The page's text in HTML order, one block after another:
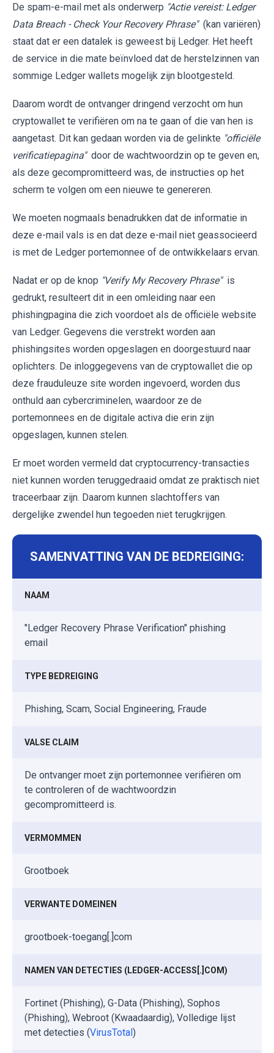
De spam-e-mail met als onderwerp "Actie vereist: Ledger
Data Breach - Check Your Recovery Phrase" (kan variëren)
staat dat er een datalek is geweest bij Ledger. Het heeft
de service in die mate beïnvloed dat de herstelzinnen van
sommige Ledger wallets mogelijk zijn blootgesteld.
Daarom wordt de ontvanger dringend verzocht om hun
cryptowallet te verifiëren om na te gaan of die van hen is
aangetast. Dit kan gedaan worden via de gelinkte "officiële
verificatiepagina" door de wachtwoordzin op te geven en,
als deze gecompromitteerd was, de instructies op het
scherm te volgen om een nieuwe te genereren.
We moeten nogmaals benadrukken dat de informatie in
deze e-mail vals is en dat deze e-mail niet geassocieerd
is met de Ledger portemonnee of de ontwikkelaars ervan.
Nadat er op de knop "Verify My Recovery Phrase" is
gedrukt, resulteert dit in een omleiding naar een
phishingpagina die zich voordoet als de officiële website
van Ledger. Gegevens die verstrekt worden aan
phishingsites worden opgeslagen en doorgestuurd naar
oplichters. De inloggegevens van de cryptowallet die op
deze frauduleuze site worden ingevoerd, worden dus
onthuld aan cybercriminelen, waardoor ze de
portemonnees en de digitale activa die erin zijn
opgeslagen, kunnen stelen.
Er moet worden vermeld dat cryptocurrency-transacties
niet kunnen worden teruggedraaid omdat ze praktisch niet
traceerbaar zijn. Daarom kunnen slachtoffers van
dergelijke zwendel hun tegoeden niet terugkrijgen.
SAMENVATTING VAN DE BEDREIGING:
NAAM
"Ledger Recovery Phrase Verification" phishing
email
TYPE BEDREIGING
Phishing, Scam, Social Engineering, Fraude
VALSE CLAIM
De ontvanger moet zijn portemonnee verifiëren om
te controleren of de wachtwoordzin
gecompromitteerd is.
VERMOMMEN
Grootboek
VERWANTE DOMEINEN
grootboek-toegang[.]com
NAMEN VAN DETECTIES (LEDGER-ACCESS[.]COM)
Fortinet (Phishing), G-Data (Phishing), Sophos
(Phishing), Webroot (Kwaadaardig), Volledige lijst
met detecties (VirusTotal)